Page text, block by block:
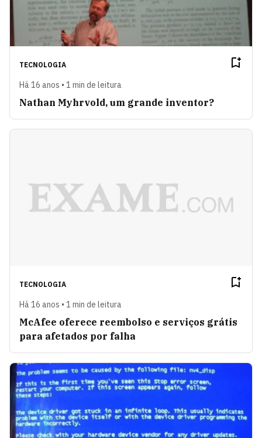
TECNOLOGIA
Há 16 anos • 1 min de leitura
Nathan Myhrvold, um grande inventor?
TECNOLOGIA
Há 16 anos • 1 min de leitura
McAfee oferece reembolso e serviços grátis
para afetados por falha